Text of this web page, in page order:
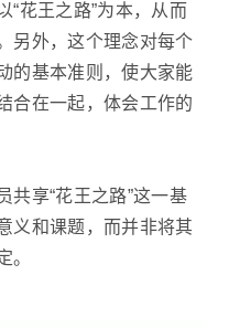
“花王之路”为本，从而
另外，这个理念对每个
的基本准则，使大家能
合在一起，体会工作的
共享“花王之路”这一基
义和课题，而并非将其
。